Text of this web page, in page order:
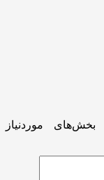
بخش‌های موردنیاز